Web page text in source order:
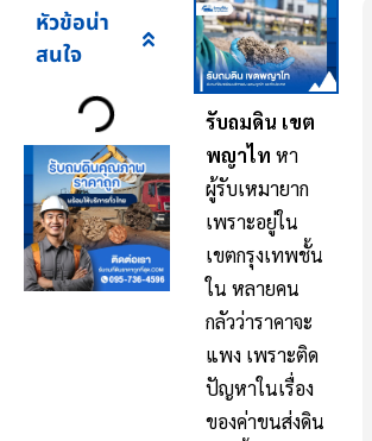
หัวข้อน่า
สนใจ
รับถมดิน เขต
พญาไท หา
ผู้รับเหมายาก
เพราะอยู่ใน
เขตกรุงเทพชั้น
ใน หลายคน
กลัวว่าราคาจะ
แพง เพราะติด
ปัญหาในเรื่อง
ของค่าขนส่งดิน